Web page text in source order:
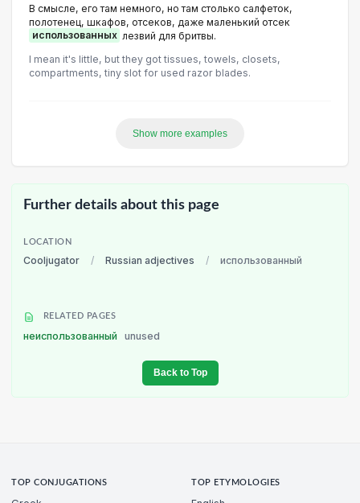
В смысле, его там немного, но там столько салфеток,
полотенец, шкафов, отсеков, даже маленький отсек
использованных лезвий для бритвы.
I mean it's little, but they got tissues, towels, closets,
compartments, tiny slot for used razor blades.
Show more examples
Further details about this page
LOCATION
Cooljugator / Russian adjectives / использованный
RELATED PAGES
неиспользованный unused
Back to Top
TOP CONJUGATIONS TOP ETYMOLOGIES